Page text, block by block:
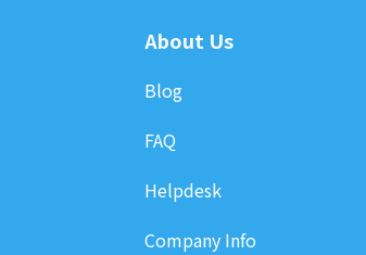
About Us
Blog
FAQ
Helpdesk
Company Info